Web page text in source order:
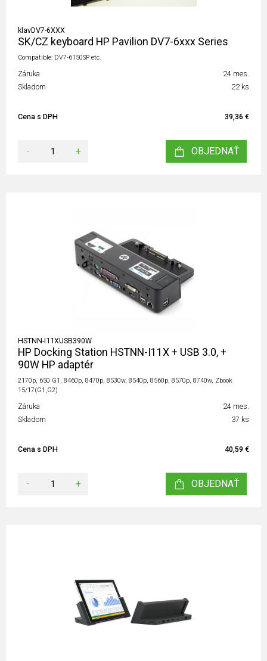
klavDV7-6XXX
SK/CZ keyboard HP Pavilion DV7-6xxx Series
Compatible: DV7-6150SP etc.
Záruka
24 mes.
Skladom
22 ks
Cena s DPH 39,36 €
- + OBJEDNAŤ
HSTNN-I11XUSB390W
HP Docking Station HSTNN-I11X + USB 3.0, +
90W HP adaptér
2170p, 650 G1, 8460p, 8470p, 8530w, 8540p, 8560p, 8570p, 8740w, Zbook
15/17(G1,G2)
Záruka
24 mes.
Skladom
37 ks
Cena s DPH 40,59 €
- + OBJEDNAŤ